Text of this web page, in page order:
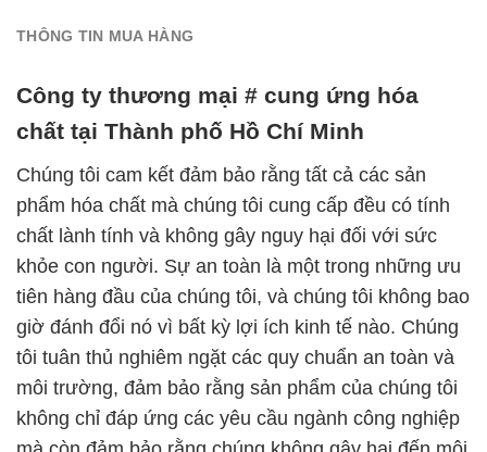
THÔNG TIN MUA HÀNG
Công ty thương mại # cung ứng hóa
chất tại Thành phố Hồ Chí Minh
Chúng tôi cam kết đảm bảo rằng tất cả các sản
phẩm hóa chất mà chúng tôi cung cấp đều có tính
chất lành tính và không gây nguy hại đối với sức
khỏe con người. Sự an toàn là một trong những ưu
tiên hàng đầu của chúng tôi, và chúng tôi không bao
giờ đánh đổi nó vì bất kỳ lợi ích kinh tế nào. Chúng
tôi tuân thủ nghiêm ngặt các quy chuẩn an toàn và
môi trường, đảm bảo rằng sản phẩm của chúng tôi
không chỉ đáp ứng các yêu cầu ngành công nghiệp